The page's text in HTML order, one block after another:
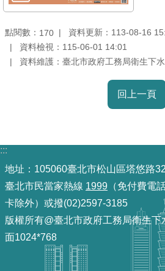
導
回
首
問
答
情
系
點閱數： 170
資料更新：113-08-16
資料檢視：115-06-01 14:01
資料維護：臺北市政府工務局衛生下
回上一頁
:::
地址：105060臺北市松山區塔悠路
臺北市民當家熱線 1999 （免付費電
卡除外）或撥(02)2597-3185
版權所有@臺北市政府工務局衛生
面1024*768